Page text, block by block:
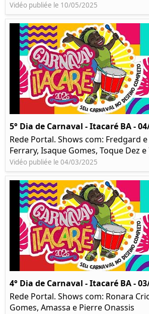
Vidéo publiée le 10/05/2025
5° Dia de Carnaval - Itacaré BA -
Rede Portal. Shows com: Fredgard
Ferrary, Isaque Gomes, Toque Dez e
Vidéo publiée le 04/03/2025
4° Dia de Carnaval - Itacaré BA -
Rede Portal. Shows com: Ronara
Gomes, Amassa e Pierre Onassis